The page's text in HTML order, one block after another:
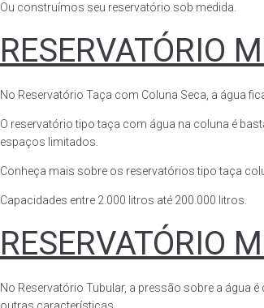
Ou construímos seu reservatório sob medida.
RESERVATÓRIO
No Reservatório Taça com Coluna Seca, a água
O reservatório tipo taça com água na coluna é
espaços limitados.
Conheça mais sobre os reservatórios tipo taça
Capacidades entre 2.000 litros até 200.000 litros.
RESERVATÓRIO
No Reservatório Tubular, a pressão sobre a água